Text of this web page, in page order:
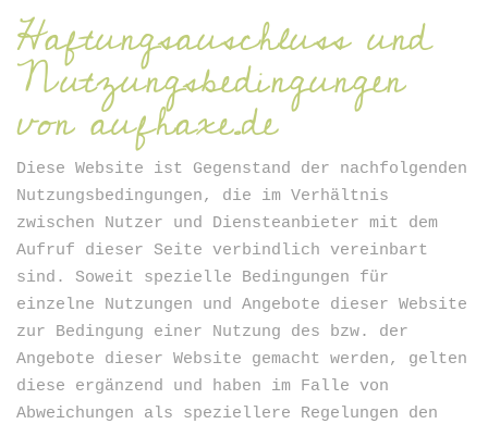
ANMELDEN
Haftungsauschluss und
Nutzungsbedingungen
von aufhaxe.de
Diese Website ist Gegenstand der nachfolgenden
Nutzungsbedingungen, die im Verhältnis
zwischen Nutzer und Diensteanbieter mit dem
Aufruf dieser Seite verbindlich vereinbart
sind. Soweit spezielle Bedingungen für
einzelne Nutzungen und Angebote dieser Website
zur Bedingung einer Nutzung des bzw. der
Angebote dieser Website gemacht werden, gelten
diese ergänzend und haben im Falle von
Abweichungen als speziellere Regelungen den